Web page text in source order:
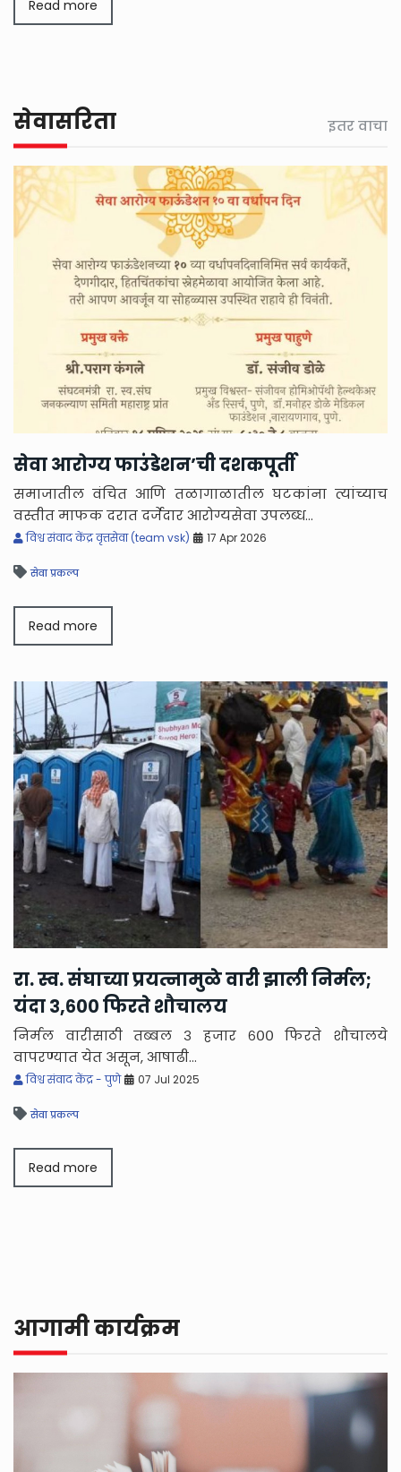
Read more
सेवासरिता इतर वाचा
सेवा आरोग्य फाउंडेशन’ची दशकपूर्ती
समाजातील वंचित आणि तळागाळातील घटकांना त्यांच्याच
वस्तीत माफक दरात दर्जेदार आरोग्यसेवा उपलब्ध...
विश्व संवाद केंद्र वृत्तसेवा (team vsk) 17 Apr 2026
सेवा प्रकल्प
Read more
रा. स्व. संघाच्या प्रयत्नामुळे वारी झाली निर्मल;
यंदा ३,६०० फिरते शौचालय
निर्मल वारीसाठी तब्बल ३ हजार ६०० फिरते शौचालये
वापरण्यात येत असून, आषाढी...
विश्व संवाद केंद्र - पुणे 07 Jul 2025
सेवा प्रकल्प
Read more
आगामी कार्यक्रम